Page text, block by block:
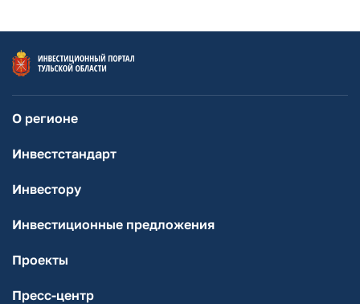
О регионе
Инвестстандарт
Инвестору
Инвестиционные предложения
Проекты
Пресс-центр